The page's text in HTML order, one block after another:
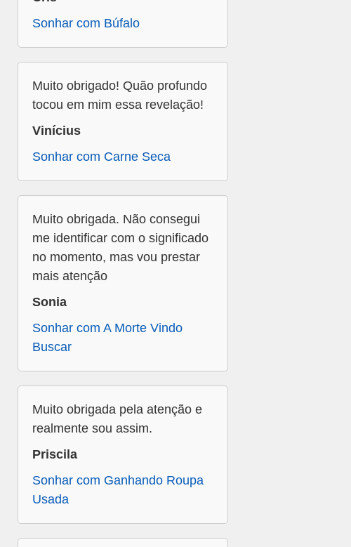
Sonhar com Búfalo
Muito obrigado! Quão profundo
tocou em mim essa revelação!
Vinícius
Sonhar com Carne Seca
Muito obrigada. Não consegui
me identificar com o significado
no momento, mas vou prestar
mais atenção
Sonia
Sonhar com A Morte Vindo
Buscar
Muito obrigada pela atenção e
realmente sou assim.
Priscila
Sonhar com Ganhando Roupa
Usada